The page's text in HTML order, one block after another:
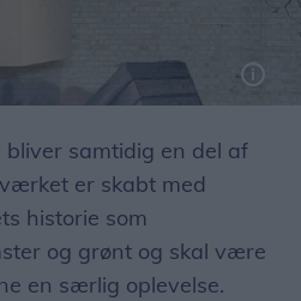
samtidig en del af
er skabt med
historie som
og grønt og skal være
en særlig oplevelse.